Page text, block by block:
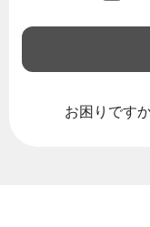
お困りです